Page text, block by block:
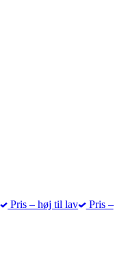
Pris – høj til lav
Pris –